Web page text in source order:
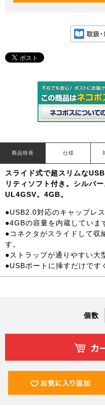
商品特長 仕様
スライド式で超スリムな
リティソフト付き。シルバ
UL4GSV。4GB。
●USB2.0対応のキャップレ
●4GBの容量を内蔵していま
●コネクタがスライドして収
す。
●ストラップが通りやすい大
●USBポートに挿すだけです
個数